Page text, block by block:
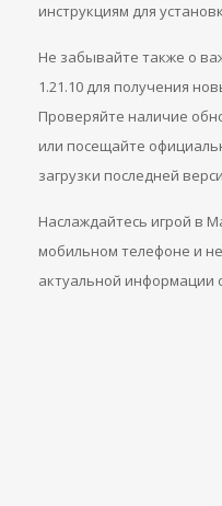
инструкциям для
Не забывайте также о
1.21.10 для получения
Проверяйте наличие
или посещайте
загрузки последней
Наслаждайтесь игрой в
мобильном телефоне и
актуальной информации